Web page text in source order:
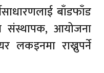
बाँडफाँड
संस्थापक, आयोजना
लकइनमा राख्नुपर्ने